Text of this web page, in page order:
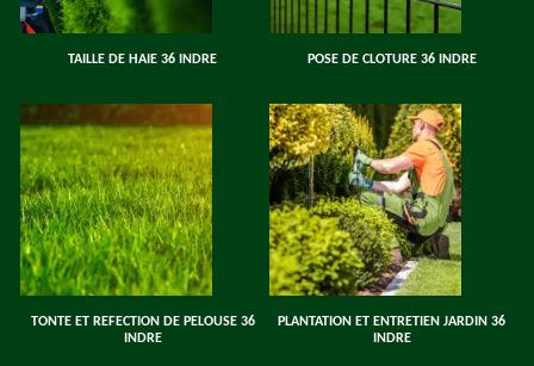
TAILLE DE HAIE 36 INDRE POSE DE CLOTURE 36 INDRE
TONTE ET REFECTION DE PELOUSE 36
INDRE
PLANTATION ET ENTRETIEN JARDIN 36
INDRE